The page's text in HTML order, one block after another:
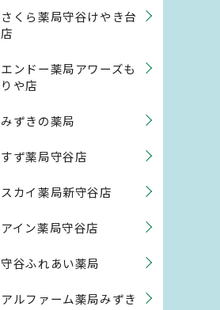
さくら薬局守谷けやき台
店
エンドー薬局アワーズも
りや店
みずきの薬局
すず薬局守谷店
スカイ薬局新守谷店
アイン薬局守谷店
守谷ふれあい薬局
アルファーム薬局みずき